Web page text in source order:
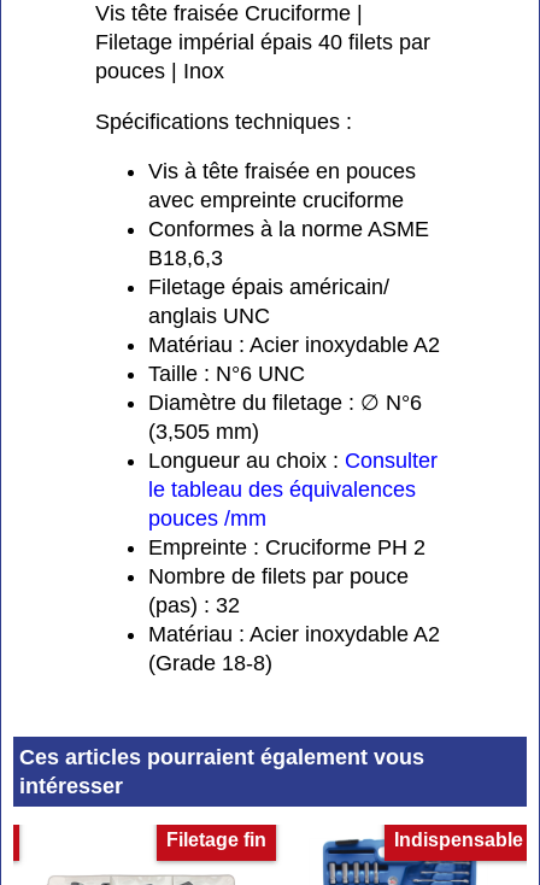
Vis tête fraisée Cruciforme |
Filetage impérial épais 40 filets par
pouces | Inox
Spécifications techniques :
Vis à tête fraisée en pouces
avec empreinte cruciforme
Conformes à la norme ASME
B18,6,3
Filetage épais américain/
anglais UNC
Matériau : Acier inoxydable A2
Taille : N°6 UNC
Diamètre du filetage : ∅ N°6
(3,505 mm)
Longueur au choix : Consulter
le tableau des équivalences
pouces /mm
Empreinte : Cruciforme PH 2
Nombre de filets par pouce
(pas) : 32
Matériau : Acier inoxydable A2
(Grade 18-8)
Ces articles pourraient également vous
intéresser
Filetage fin Indispensable